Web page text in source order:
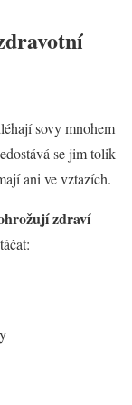
sovy mnohem
se jim tolik
ani ve vztazích.
zdraví